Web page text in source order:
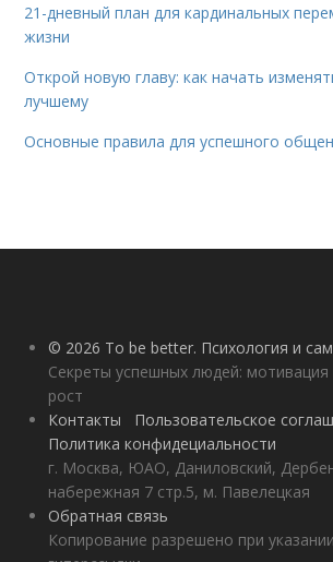
21-дневный план для кардинальных
жизни
Открой новую главу: как начать
лучшему
Основные правила для успешного
© 2026 To be better. Психология и
Секреты успешных людей: мотивация
рост
Контакты
Пользовательское
Политика конфидециальности
г. Москва, ЮАО, Даниловский,
набережная 7 стр.5, м. Павелецкая
Обратная связь
Копирование разрешено при